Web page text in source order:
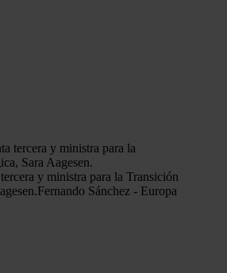
y ministra para la Transición
Fernando Sánchez - Europa